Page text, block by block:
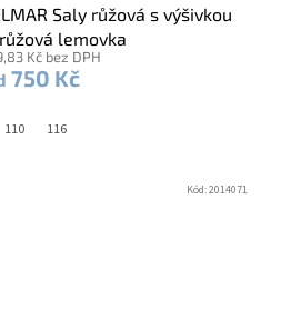
Saly růžová s výšivkou
lemovka
Kč bez DPH
750 Kč
110 116
Kód:2014071